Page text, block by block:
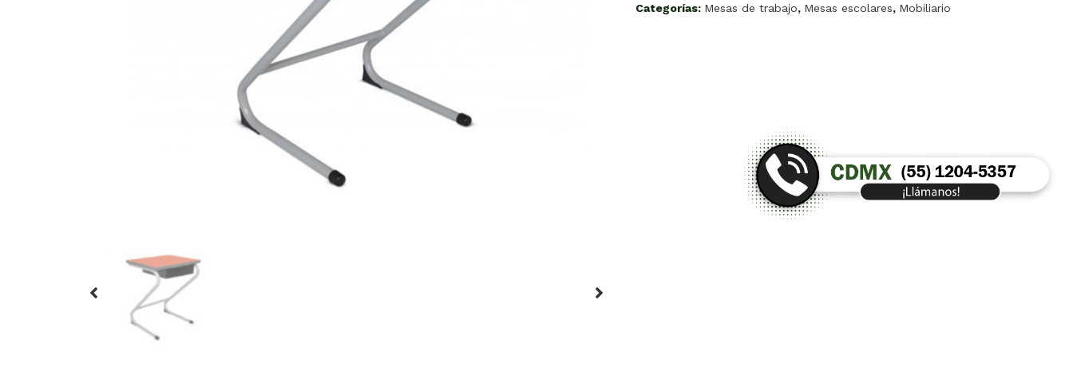
Categorías: Mesas de trabajo, Mesas escolares, Mobiliario